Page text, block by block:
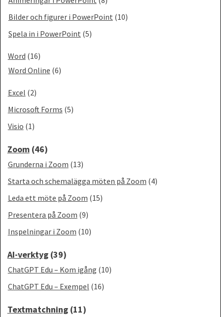
Bilder och figurer i PowerPoint (10)
Spela in i PowerPoint (5)
Word (16)
Word Online (6)
Excel (2)
Microsoft Forms (5)
Visio (1)
Zoom(46)
Grunderna i Zoom (13)
Starta och schemalägga möten på Zoom (4)
Leda ett möte på Zoom (15)
Presentera på Zoom (9)
Inspelningar i Zoom (10)
AI-verktyg(39)
ChatGPT Edu – Kom igång (10)
ChatGPT Edu – Exempel (16)
Textmatchning(11)